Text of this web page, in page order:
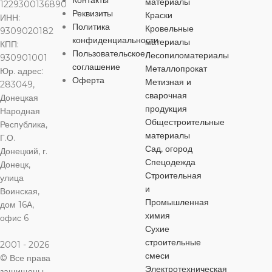
бутылка
ОБЪЕМ
ЦВЕТ
оранжевый
МАТЕРИАЛ
органическая паста
для алкидных
красок ,
для внутренних
работ,для наружных
работ
0,1 л
бутылка
ОБЪЕМ 0,1 л
ЦВЕТ
органическая паста
для алкидных
красок,на водной
универсальная
1229300136890
ИНН:
9309020182
КПП:
930901001
Юр. адрес:
283049,
Донецкая
Народная
Республика,
Г.О.
Донецкий, г.
Донецк,
улица
Воинская,
дом 16А,
офис 6
2001 - 2026
© Все права
Реквизиты
Политика
конфиденциальности
Пользовательское
соглашение
Оферта
Краски
Кровельные
материалы
Лесопиломатериалы
Металлопрокат
Метизная и
сварочная
продукция
Общестроительные
материалы
Сад, огород
Спецодежда
Строительная
и
Промышленная
химия
Сухие
строительные
смеси
Электротехническая